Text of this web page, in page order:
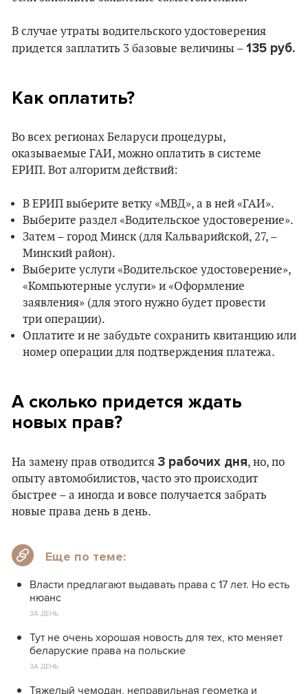
В случае утраты водительского удостоверения
придется заплатить 3 базовые величины – 135 руб.
Как оплатить?
Во всех регионах Беларуси процедуры,
оказываемые ГАИ, можно оплатить в системе
ЕРИП. Вот алгоритм действий:
В ЕРИП выберите ветку «МВД», а в ней «ГАИ».
Выберите раздел «Водительское удостоверение».
Затем – город Минск (для Кальварийской, 27, –
Минский район).
Выберите услуги «Водительское удостоверение»,
«Компьютерные услуги» и «Оформление
заявления» (для этого нужно будет провести
три операции).
Оплатите и не забудьте сохранить квитанцию или
номер операции для подтверждения платежа.
А сколько придется ждать
новых прав?
На замену прав отводится 3 рабочих дня, но, по
опыту автомобилистов, часто это происходит
быстрее – а иногда и вовсе получается забрать
новые права день в день.
Еще по теме:
Власти предлагают выдавать права с 17 лет. Но есть
нюанс
ЗА ДЕНЬ
Тут не очень хорошая новость для тех, кто меняет
беларуские права на польские
ЗА ДЕНЬ
Тяжелый чемодан, неправильная геометка и